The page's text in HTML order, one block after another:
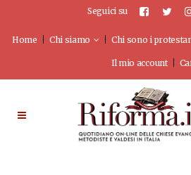
Seguici su
Home Chi siamo Chi sono i
Il mio account